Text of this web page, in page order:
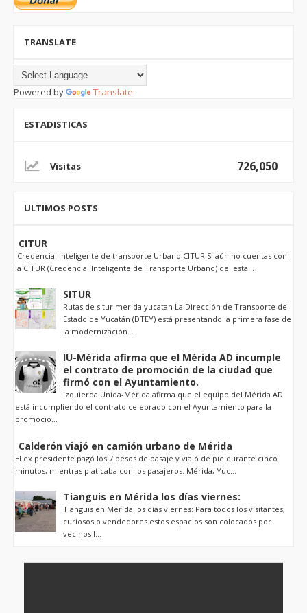
TRANSLATE
Powered by Translate
ESTADISTICAS
726,050
ULTIMOS POSTS
CITUR
Credencial Inteligente de transporte Urbano CITUR Si aún no cuentas con
la CITUR (Credencial Inteligente de Transporte Urbano) del esta...
SITUR
Rutas de situr merida yucatan La Dirección de Transporte del
Estado de Yucatán (DTEY) está presentando la primera fase de
la modernización...
IU-Mérida afirma que el Mérida AD incumple
el contrato de promoción de la ciudad que
firmó con el Ayuntamiento.
Izquierda Unida-Mérida afirma que el equipo del Mérida AD
está incumpliendo el contrato celebrado con el Ayuntamiento para la
promoció...
Calderón viajó en camión urbano de Mérida
El ex presidente pagó los 7 pesos de pasaje y viajó de pie durante cinco
minutos, mientras platicaba con los pasajeros. Mérida, Yuc...
Tianguis en Mérida los días viernes:
Tianguis en Mérida los días viernes: Para todos los visitantes,
curiosos o vendedores estos espacios son colocados por
vecinos l...